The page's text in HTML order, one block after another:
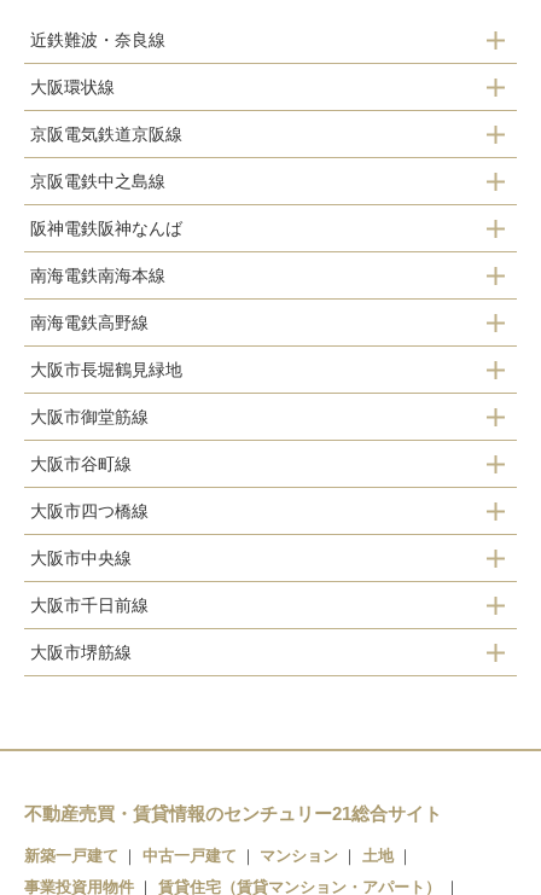
近鉄難波・奈良線
大阪難波駅
近鉄日本橋駅
大阪環状線
森ノ宮駅
大阪城公園駅
京阪電気鉄道京阪線
天満橋駅
北浜駅
淀屋橋駅
京阪電鉄中之島線
天満橋駅
阪神電鉄阪神なんば
大阪難波駅
南海電鉄南海本線
難波駅
南海電鉄高野線
難波駅
大阪市長堀鶴見緑地
心斎橋駅
長堀橋駅
松屋町駅
森ノ宮駅
大阪ビジネスパーク駅
大阪市御堂筋線
淀屋橋駅
本町駅
心斎橋駅
大阪市谷町線
天満橋駅
谷町四丁目駅
谷町六丁目駅
大阪市四つ橋線
本町駅
なんば駅
大阪市中央線
本町駅
堺筋本町駅
大阪市千日前線
なんば駅
大阪市堺筋線
堺筋本町駅
長堀橋駅
日本橋駅
不動産売買・賃貸情報のセンチュリー21総合サイト
新築一戸建て 中古一戸建て マンション
土地
事業投資用物件
賃貸住宅（賃貸マンション・アパート）